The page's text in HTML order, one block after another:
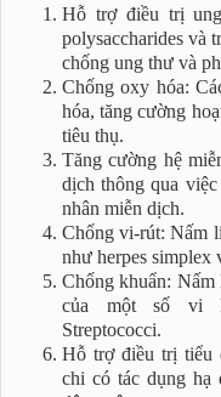
Hỗ trợ điều trị
polysaccharides và
chống ung thư và
Chống oxy hóa:
hóa, tăng cường
tiêu thụ.
Tăng cường hệ
dịch thông qua
nhân miễn dịch.
Chống vi-rút: Nấm
như herpes simplex
Chống khuẩn:
của một số vi
Streptococci.
Hỗ trợ điều trị tiểu
chi có tác dụng hạ